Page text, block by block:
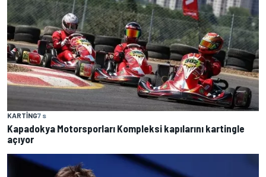
KARTING7 s
Kapadokya Motorsporları Kompleksi kapılarını kartingle
açıyor